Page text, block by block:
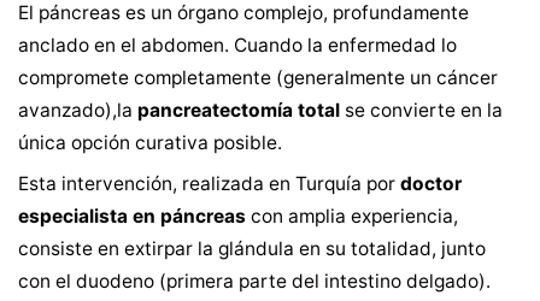
El páncreas es un órgano complejo, profundamente
anclado en el abdomen. Cuando la enfermedad lo
compromete completamente (generalmente un cáncer
avanzado),la pancreatectomía total se convierte en la
única opción curativa posible.
Esta intervención, realizada en Turquía por doctor
especialista en páncreas con amplia experiencia,
consiste en extirpar la glándula en su totalidad, junto
con el duodeno (primera parte del intestino delgado).